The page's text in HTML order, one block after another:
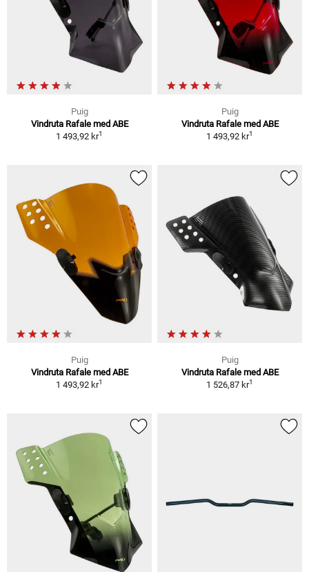
Puig
Vindruta Rafale med ABE
1 493,92 kr1
Puig
Vindruta Rafale med ABE
1 493,92 kr1
Puig
Vindruta Rafale med ABE
1 493,92 kr1
Puig
Vindruta Rafale med ABE
1 526,87 kr1